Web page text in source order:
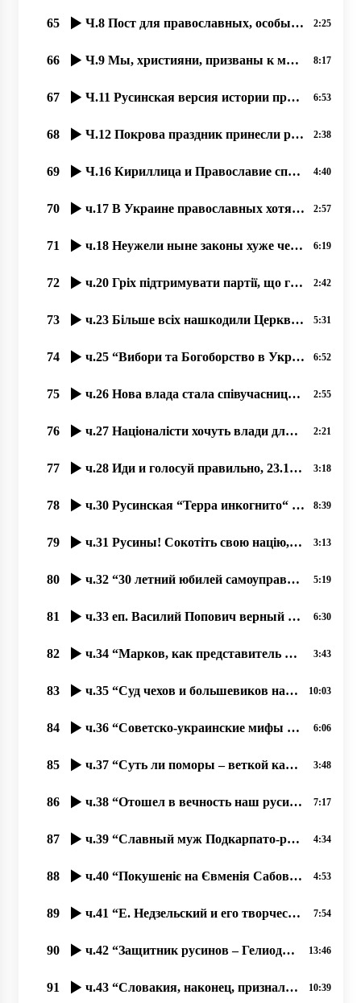
65 Ч.8 Пост для православных, особый подвиг, якый став любимым нашым людям. 26.09.2020, 2:25
66 Ч.9 Мы, християни, призваны к миру. 27.09.2020 прот. Димитрий Сидор 8:17
67 Ч.11 Русинская версия истории праздника “Покровы“, 02,10,2020, прот. Димитрий Сидор 6:53
68 Ч.12 Покрова праздник принесли русинам Кирилл и Мефодий. 03.10.2020, прот. Димитрий Сидор 2:38
69 Ч.16 Кириллица и Православие спасало РУСИНОВ от ассимиляции, 08.10.2020, прот. Димитрий Сидор 4:40
70 ч.17 В Украине православных хотят вогнать в резервацию бесправия, 09.10.2020, прот. Димитрий Сидор 2:57
71 ч.18 Неужели ныне законы хуже чем при большевиках؟ 11.10.2020, прот. Димитрий Сидор 6:19
72 ч.20 Гріх підтримувати партії, що готові ліквідувати УПЦ 13.10.2020, прот. Димитрий Сидор 2:42
73 ч.23 Більше всіх нашкодили Церкви українські комуністи, 28.10.2020 прот. Димитрий Сидор 5:31
74 ч.25 “Вибори та Богоборство в Україні“, 20.10.2020, прот. Димитрий Сидор 6:52
75 ч.26 Нова влада стала співучасниця і богоборчих законів Порошенка, 21.10.2020, прот. Димитрий Сидор 2:55
76 ч.27 Націоналісти хочуть влади для боротьби з Церквою, 23.10.2020 прот. Димитрий Сидор 2:21
77 ч.28 Иди и голосуй правильно, 23.10.2020 прот. Димитрий Сидор 3:18
78 ч.30 Русинская “Терра инкогнито“ в центре Европы. 30.10.2020, прот. Димитрий Сидор 8:39
79 ч.31 Русины! Сокотіть свою націю, язык і історичну память! 31.10.2020 прот. Димитрий Сидор 3:13
80 ч.32 “30 летний юбилей самоуправления УПЦ“, 30.10.2020, прот. Димитрий Сидор 5:19
81 ч.33 еп. Василий Попович верный продолжатель Андрея Бачинского 31.10.2020 прот. Димитрий Сидор 6:30
82 ч.34 “Марков, как представитель Руського Міра Галичины и Киева“ 01.11.2020 прот. Димитрий Сидор 3:43
83 ч.35 “Суд чехов и большевиков над русином Андреем Бродием“ 02.11.2020 прот. Димитрий Сидор 10:03
84 ч.36 “Советско-украинские мифы об освобождении Ужгорода“ 03.11.2020 прот. Димитрий Сидор 6:06
85 ч.37 “Суть ли поморы – веткой карпато-русинского народа؟“ 04.11.2020 прот. Димитрий Сидор 3:48
86 ч.38 “Отошел в вечность наш русинский поет Кемень Михаил“ 04.11.2020 прот. Димитрий Сидор 7:17
87 ч.39 “Славный муж Подкарпато-русинского народа Евмений Сабов“ 06.11.2020 прот. Димитрий Сидор 4:34
88 ч.40 “Покушеніє на Євменія Сабова“ 07.11.2020 прот. Димитрий Сидор 4:53
89 ч.41 “Е. Недзельский и его творчество“, 08.11.2020, прот. Димитрий Сидор 7:54
90 ч.42 “Защитник русинов – Гелиодор Пика“, 09.11.2020, прот. Димитрий Сидор 13:46
91 ч.43 “Словакия, наконец, признала за праздник дату 28 10 1918 г.- основание ЧСР“ 09.11.2020 10:39